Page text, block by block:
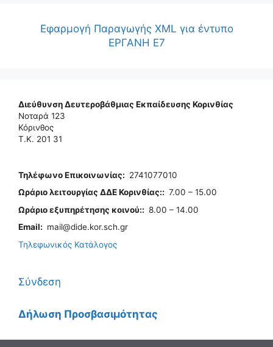
Εφαρμογή Παραγωγής XML για έντυπο
ΕΡΓΑΝΗ Ε7
Διεύθυνση Δευτεροβάθμιας Εκπαίδευσης Κορινθίας
Νοταρά 123
Κόρινθος
Τ.Κ. 201 31
Τηλέφωνo Επικοινωνίας: 2741077010
Ωράριο λειτουργίας ΔΔΕ Κορινθίας:: 7.00 – 15.00
Ωράριο εξυπηρέτησης κοινού:: 8.00 – 14.00
Email: mail@dide.kor.sch.gr
Τηλεφωνικός Κατάλογος
Σύνδεση
Δήλωση Προσβασιμότητας